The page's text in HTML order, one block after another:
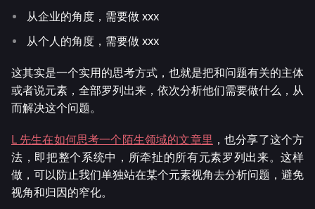
从企业的角度，需要做 xxx
从个人的角度，需要做 xxx
这其实是一个实用的思考方式，也就是把和问题有关的主体
或者说元素，全部罗列出来，依次分析他们需要做什么，从
而解决这个问题。
L 先生在如何思考一个陌生领域的文章里 ，也分享了这个方
法，即把整个系统中，所牵扯的所有元素罗列出来。这样
做，可以防止我们单独站在某个元素视角去分析问题，避免
视角和归因的窄化。